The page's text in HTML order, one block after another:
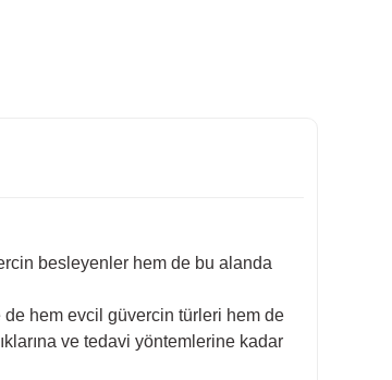
besleyenler hem de bu alanda
hem evcil güvercin türleri hem de
ve tedavi yöntemlerine kadar